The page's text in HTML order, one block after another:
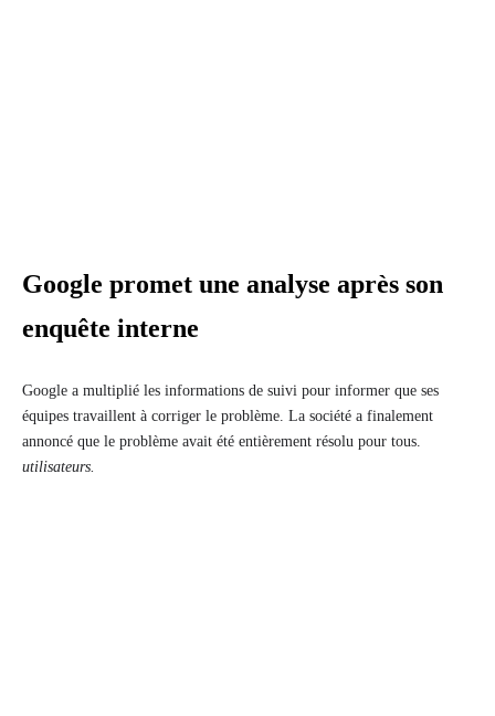
Google promet une analyse après son
enquête interne
Google a multiplié les informations de suivi pour informer que ses
équipes travaillent à corriger le problème. La société a finalement
annoncé que le problème avait été entièrement résolu pour tous.
utilisateurs.